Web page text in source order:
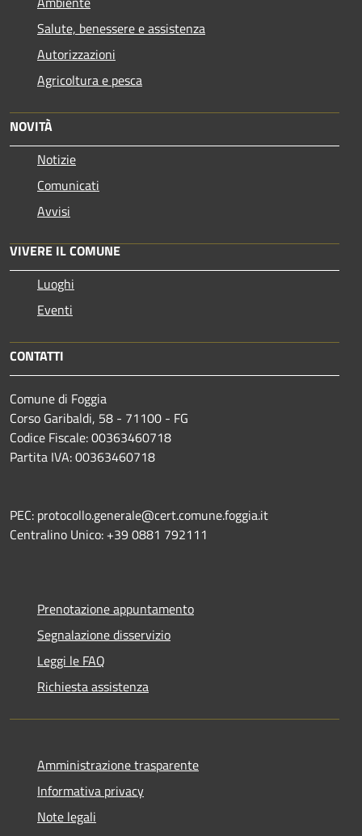
Salute, benessere e assistenza
Autorizzazioni
Agricoltura e pesca
NOVITÀ
Notizie
Comunicati
Avvisi
VIVERE IL COMUNE
Luoghi
Eventi
CONTATTI
Comune di Foggia
Corso Garibaldi, 58 - 71100 - FG
Codice Fiscale: 00363460718
Partita IVA: 00363460718
PEC: protocollo.generale@cert.comune.foggia.it
Centralino Unico: +39 0881 792111
Prenotazione appuntamento
Segnalazione disservizio
Leggi le FAQ
Richiesta assistenza
Amministrazione trasparente
Informativa privacy
Note legali